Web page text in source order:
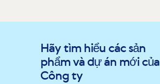
Hãy tìm hiểu các sản
phẩm và dự án mới của
Công ty